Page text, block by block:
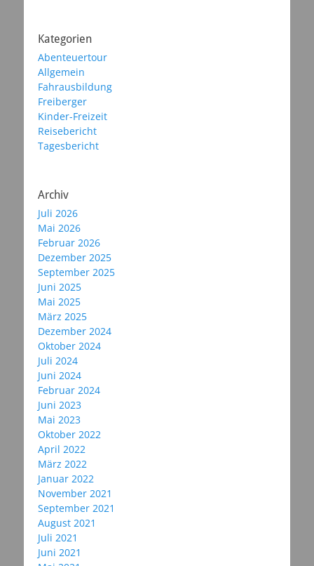
Kategorien
Abenteuertour
Allgemein
Fahrausbildung
Freiberger
Kinder-Freizeit
Reisebericht
Tagesbericht
Archiv
Juli 2026
Mai 2026
Februar 2026
Dezember 2025
September 2025
Juni 2025
Mai 2025
März 2025
Dezember 2024
Oktober 2024
Juli 2024
Juni 2024
Februar 2024
Juni 2023
Mai 2023
Oktober 2022
April 2022
März 2022
Januar 2022
November 2021
September 2021
August 2021
Juli 2021
Juni 2021